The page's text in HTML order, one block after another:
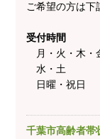
ご希望の方は下
受付時間
月・火・木
水・土
日曜・祝
千葉市高齢者帯